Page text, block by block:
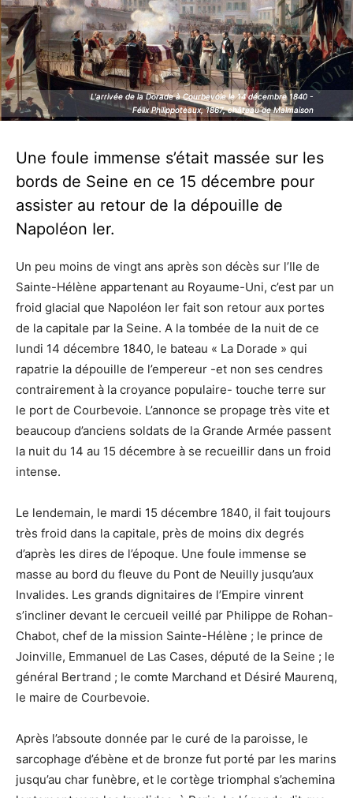
L'arrivée de la Dorade à Courbevoie le 14 décembre 1840 -
Félix Philippoteaux, 1867, château de Malmaison
L'arrivée de la Dorade à Courbevoie le 14 décembre 1840 -
Félix Philippoteaux, 1867, château de Malmaison
Une foule immense s’était massée sur les
bords de Seine en ce 15 décembre pour
assister au retour de la dépouille de
Napoléon Ier.
Un peu moins de vingt ans après son décès sur l’Ile de
Sainte-Hélène appartenant au Royaume-Uni, c’est par un
froid glacial que Napoléon Ier fait son retour aux portes
de la capitale par la Seine. A la tombée de la nuit de ce
lundi 14 décembre 1840, le bateau « La Dorade » qui
rapatrie la dépouille de l’empereur -et non ses cendres
contrairement à la croyance populaire- touche terre sur
le port de Courbevoie. L’annonce se propage très vite et
beaucoup d’anciens soldats de la Grande Armée passent
la nuit du 14 au 15 décembre à se recueillir dans un froid
intense.
Le lendemain, le mardi 15 décembre 1840, il fait toujours
très froid dans la capitale, près de moins dix degrés
d’après les dires de l’époque. Une foule immense se
masse au bord du fleuve du Pont de Neuilly jusqu’aux
Invalides. Les grands dignitaires de l’Empire vinrent
s’incliner devant le cercueil veillé par Philippe de Rohan-
Chabot, chef de la mission Sainte-Hélène ; le prince de
Joinville, Emmanuel de Las Cases, député de la Seine ; le
général Bertrand ; le comte Marchand et Désiré Maurenq,
le maire de Courbevoie.
Après l’absoute donnée par le curé de la paroisse, le
sarcophage d’ébène et de bronze fut porté par les marins
jusqu’au char funèbre, et le cortège triomphal s’achemina